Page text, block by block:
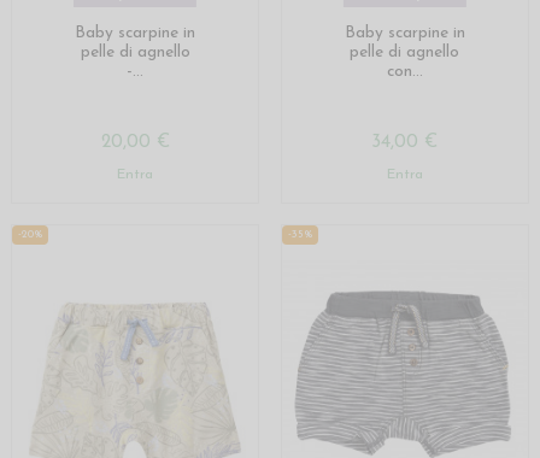
Baby scarpine in
pelle di agnello
-...
20,00 €
Entra
Baby scarpine in
pelle di agnello
con...
34,00 €
Entra
-20% -35%